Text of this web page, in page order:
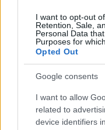
I want to opt-out
Retention, Sale,
Personal Data
Purposes for
Opted Out
Google consents
I want to allow
related to
device identifiers